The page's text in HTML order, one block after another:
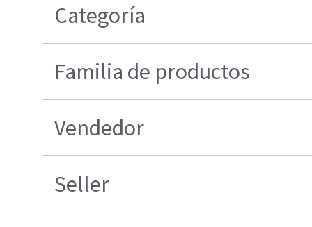
Categoría
Familia de productos
Vendedor
Seller